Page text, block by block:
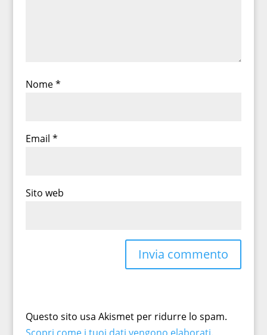
Nome*
Email *
Sito web
Questo sito usa Akismet per ridurre lo spam.